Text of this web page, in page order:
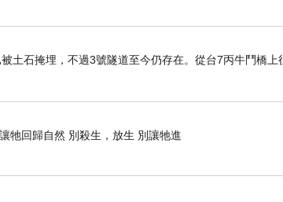
土石掩埋，不過3號隧道至今仍存在。從台7丙牛鬥橋上
牠回歸自然 別殺生，放生 別讓牠進